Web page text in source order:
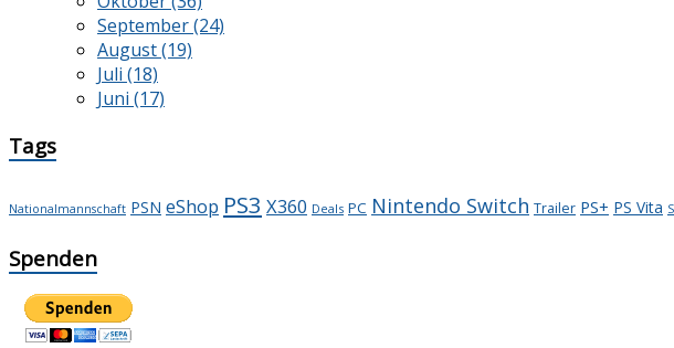
September (24)
August (19)
Juli (18)
Juni (17)
Tags
Nationalmannschaft PSN eShop PS3 X360 Deals PC Nintendo Switch Trailer PS+ PS Vita
Spenden